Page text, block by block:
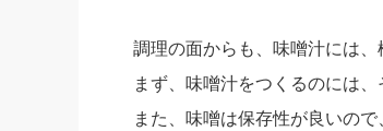
調理の面からも、味噌汁には、
まず、味噌汁をつくるのには
また、味噌は保存性が良いの